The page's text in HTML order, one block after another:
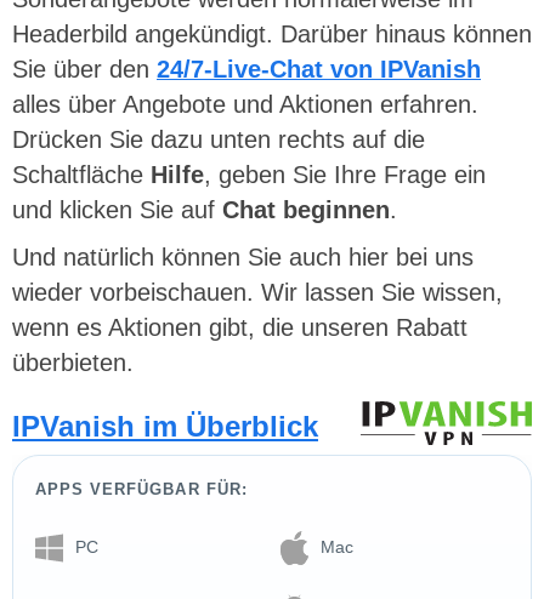
Headerbild angekündigt. Darüber hinaus können
Sie über den 24/7-Live-Chat von IPVanish
alles über Angebote und Aktionen erfahren.
Drücken Sie dazu unten rechts auf die
Schaltfläche Hilfe, geben Sie Ihre Frage ein
und klicken Sie auf Chat beginnen.
Und natürlich können Sie auch hier bei uns
wieder vorbeischauen. Wir lassen Sie wissen,
wenn es Aktionen gibt, die unseren Rabatt
überbieten.
IPVanish im Überblick
APPS VERFÜGBAR FÜR:
PC Mac